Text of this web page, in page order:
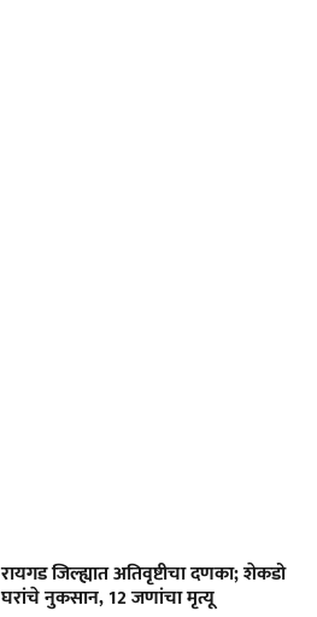
रायगड जिल्ह्यात अतिवृष्टीचा दणका; शेकडो
घरांचे नुकसान, 12 जणांचा मृत्यू